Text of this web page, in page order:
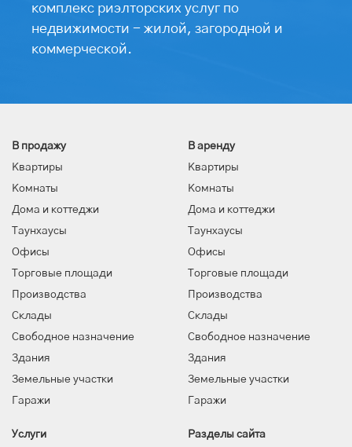
комплекс риэлторских услуг по
недвижимости - жилой, загородной и
коммерческой.
В продажу
Квартиры
Комнаты
Дома и коттеджи
Таунхаусы
Офисы
Торговые площади
Производства
Склады
Свободное назначение
Здания
Земельные участки
Гаражи
В аренду
Квартиры
Комнаты
Дома и коттеджи
Таунхаусы
Офисы
Торговые площади
Производства
Склады
Свободное назначение
Здания
Земельные участки
Гаражи
Услуги
Разделы сайта